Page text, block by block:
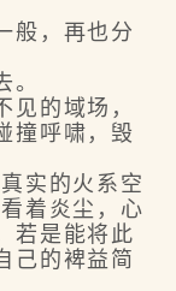
，再也分
的域场，
撞呼啸，毁
实的火系空
着炎尘，心
若是能将此
己的裨益简